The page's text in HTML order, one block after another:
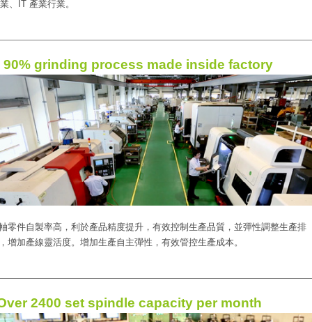
業、IT 產業行業。
90% grinding process made inside factory
零件自製率高，利於產品精度提升，有效控制生產品質，並彈性調整生產排
增加產線靈活度。增加生產自主彈性，有效管控生產成本。
2400 set spindle capacity per month